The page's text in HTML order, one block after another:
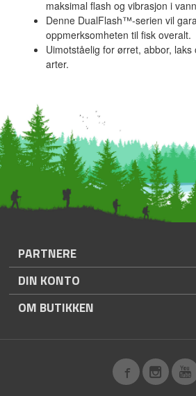
maksimal flash og vibrasjon i
Denne DualFlash™-serien vil
oppmerksomheten til fisk overalt.
Uimotståelig for ørret, abbor,
arter.
PARTNERE
DIN KONTO
OM BUTIKKEN